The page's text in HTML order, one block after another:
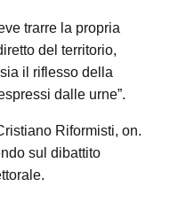
trarre la propria
del territorio,
il riflesso della
dalle urne”.
Riformisti, on.
sul dibattito